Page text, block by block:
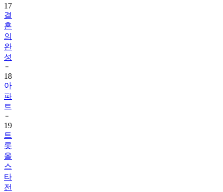
17
결
혼
의
완
성
18
아
파
트
19
트
롯
올
스
타
전